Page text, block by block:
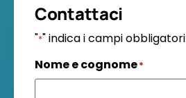
Contattaci
"*" indica i campi obbligatori
Nome e cognome*